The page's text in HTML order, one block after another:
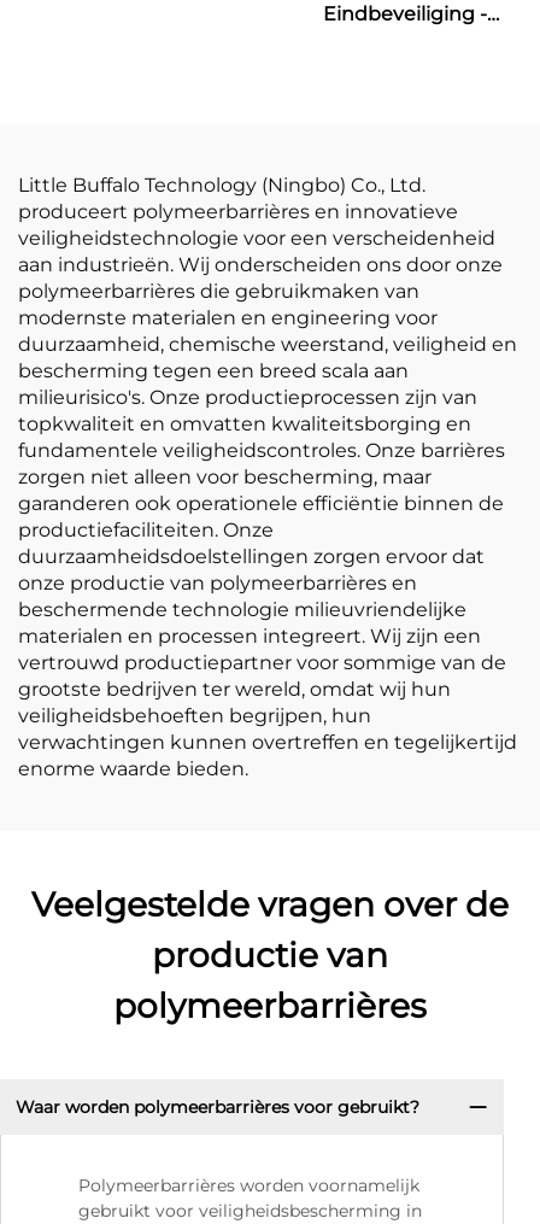
Eindbeveiliging -
Little Buffalo Technology (Ningbo) Co., Ltd.
produceert polymeerbarrières en innovatieve
veiligheidstechnologie voor een verscheidenheid
aan industrieën. Wij onderscheiden ons door onze
polymeerbarrières die gebruikmaken van
modernste materialen en engineering voor
duurzaamheid, chemische weerstand, veiligheid en
bescherming tegen een breed scala aan
milieurisico's. Onze productieprocessen zijn van
topkwaliteit en omvatten kwaliteitsborging en
fundamentele veiligheidscontroles. Onze barrières
zorgen niet alleen voor bescherming, maar
garanderen ook operationele efficiëntie binnen de
productiefaciliteiten. Onze
duurzaamheidsdoelstellingen zorgen ervoor dat
onze productie van polymeerbarrières en
beschermende technologie milieuvriendelijke
materialen en processen integreert. Wij zijn een
vertrouwd productiepartner voor sommige van de
grootste bedrijven ter wereld, omdat wij hun
veiligheidsbehoeften begrijpen, hun
verwachtingen kunnen overtreffen en tegelijkertijd
enorme waarde bieden.
Veelgestelde vragen over de
productie van
polymeerbarrières
Waar worden polymeerbarrières voor gebruikt?
Polymeerbarrières worden voornamelijk
gebruikt voor veiligheidsbescherming in